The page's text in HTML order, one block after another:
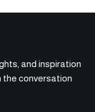
and inspiration
the conversation